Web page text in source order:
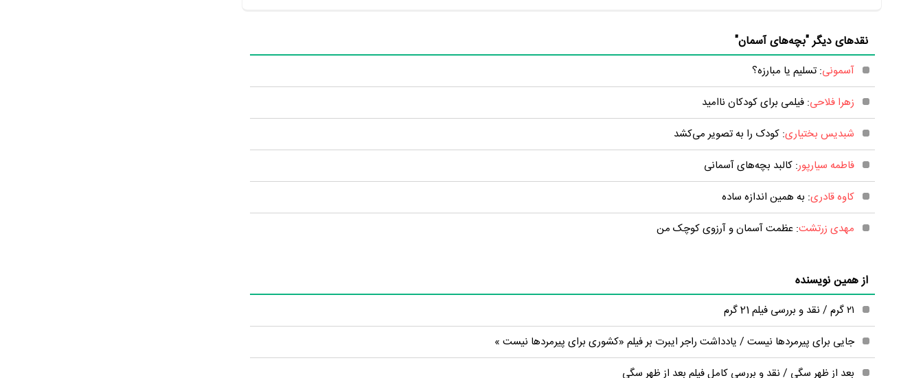
نقدهای دیگر "بچه‌های آسمان"
آسمونی: تسلیم یا مبارزه؟
زهرا فلاحی: فیلمی برای کودکان ناامید
شبدیس بختیاری: کودک را به تصویر می‌کشد
فاطمه سیارپور: کالبد بچه‌های آسمانی
کاوه قادری: به همین اندازه ساده
مهدی زرتشت: عظمت آسمان و آرزوی کوچک من
از همین نویسنده
۲۱ گرم / نقد و بررسی فیلم 21 گرم
جایی برای پیرمردها نیست / یادداشت راجر ایبرت بر فیلم «کشوری برای پیرمردها نیست »
بعد از ظهر سگی / نقد و بررسی کامل فیلم بعد از ظهر سگی